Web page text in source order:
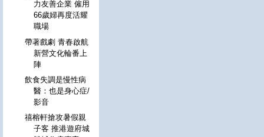
力友善企業 僱用
66歲婦再度活耀
職場
帶著戲劇 青春啟航
新營文化輪番上
陣
飲食失調是慢性病
醫：也是身心症/
影音
禧榕軒搶攻暑假親
子客 推港遊府城